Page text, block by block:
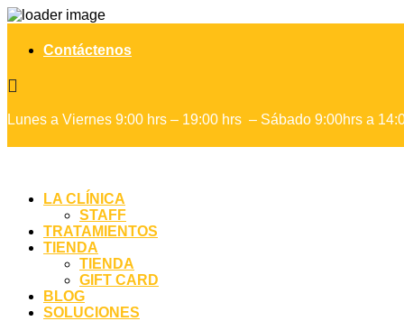
Contáctenos

Lunes a Viernes 9:00 hrs – 19:00 hrs – Sábado 9:00hrs a
LA CLÍNICA
STAFF
TRATAMIENTOS
TIENDA
TIENDA
GIFT CARD
BLOG
SOLUCIONES